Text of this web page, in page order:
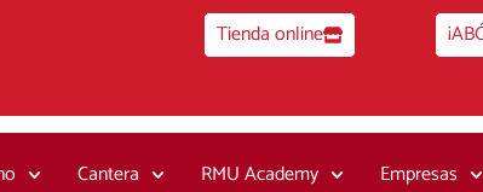
Tienda online
Cantera RMU Academy Empresas